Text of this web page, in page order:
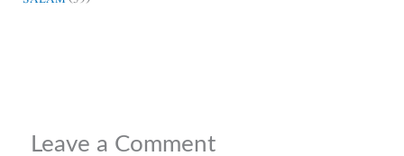
Leave a Comment